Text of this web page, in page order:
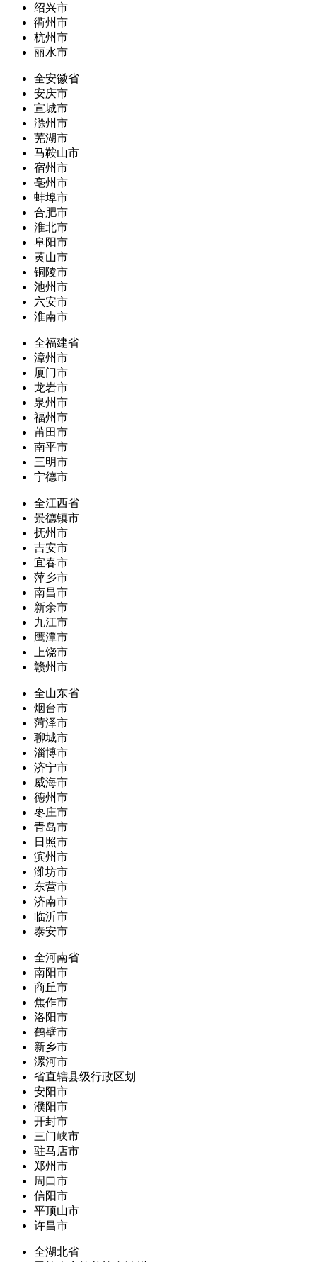
绍兴市
衢州市
杭州市
丽水市
全安徽省
安庆市
宣城市
滁州市
芜湖市
马鞍山市
宿州市
亳州市
蚌埠市
合肥市
淮北市
阜阳市
黄山市
铜陵市
池州市
六安市
淮南市
全福建省
漳州市
厦门市
龙岩市
泉州市
福州市
莆田市
南平市
三明市
宁德市
全江西省
景德镇市
抚州市
吉安市
宜春市
萍乡市
南昌市
新余市
九江市
鹰潭市
上饶市
赣州市
全山东省
烟台市
菏泽市
聊城市
淄博市
济宁市
威海市
德州市
枣庄市
青岛市
日照市
滨州市
潍坊市
东营市
济南市
临沂市
泰安市
全河南省
南阳市
商丘市
焦作市
洛阳市
鹤壁市
新乡市
漯河市
省直辖县级行政区划
安阳市
濮阳市
开封市
三门峡市
驻马店市
郑州市
周口市
信阳市
平顶山市
许昌市
全湖北省